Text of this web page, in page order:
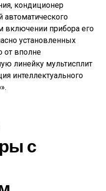
кондиционер
автоматического
включении прибора его
установленных
от вполне
линейку мультисплит
интеллектуального
с